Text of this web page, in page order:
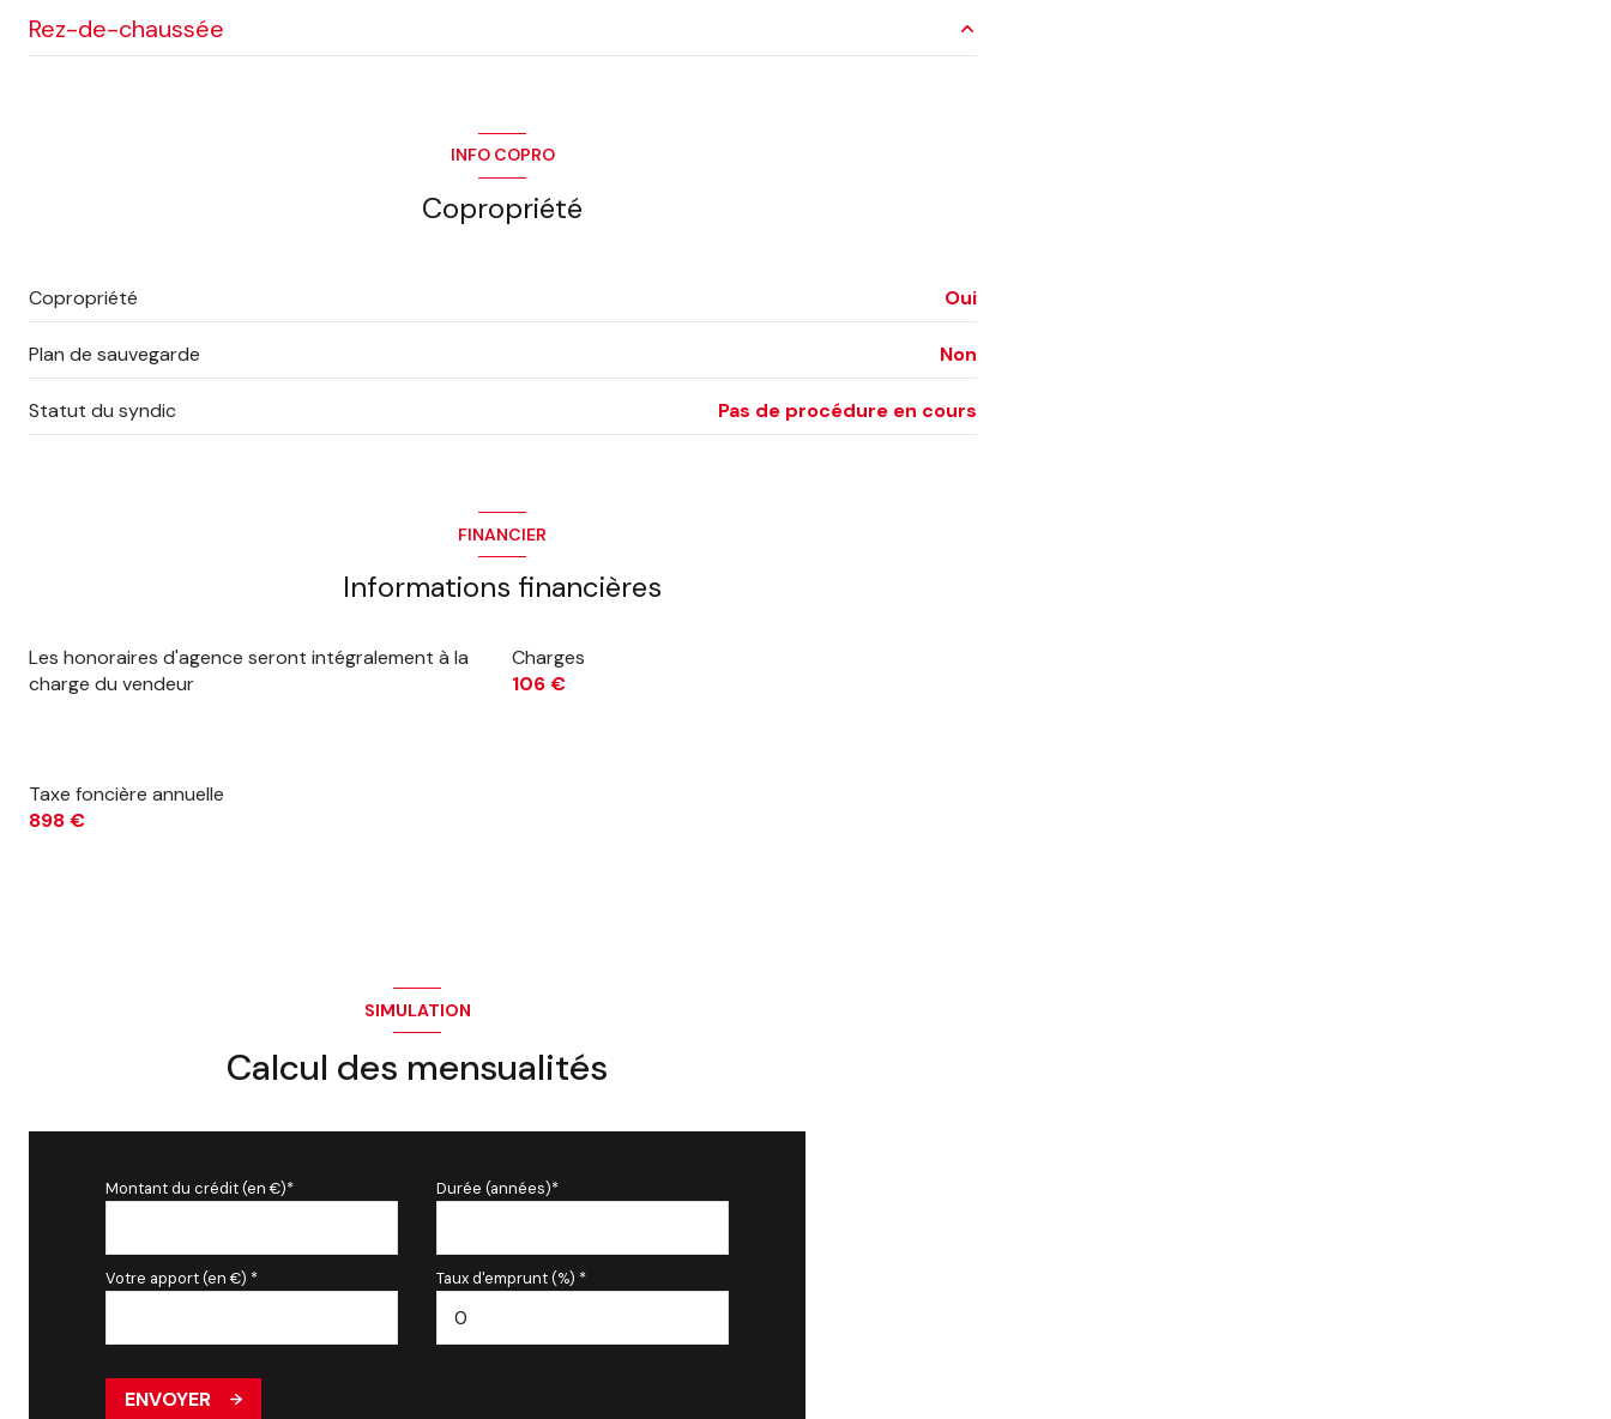
Rez-de-chaussée
INFO COPRO
Copropriété
Copropriété Oui
Plan de sauvegarde Non
Statut du syndic Pas de procédure en cours
FINANCIER
Informations financières
Les honoraires d'agence seront intégralement à la
charge du vendeur
Charges
106 €
Taxe foncière annuelle
898 €
SIMULATION
Calcul des mensualités
Montant du crédit (en €)* Durée (années)*
Votre apport (en €) * Taux d'emprunt (%) *
ENVOYER